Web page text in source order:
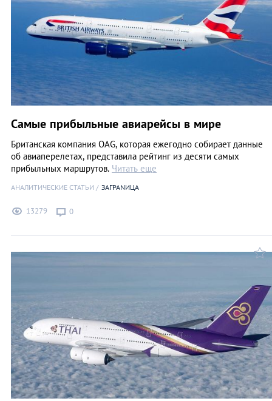
Самые прибыльные авиарейсы в мире
Британская компания OAG, которая ежегодно собирает данные
об авиаперелетах, представила рейтинг из десяти самых
прибыльных маршрутов. Читать еще
АНАЛИТИЧЕСКИЕ СТАТЬИ ЗАГРАNИЦА
13279 0